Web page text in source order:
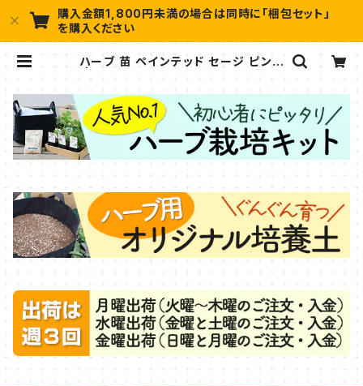
購入金額1,800円未満の場合は同時に「梱包セット」
を購入ください
ハーブ 苗 ペインテッド セージ ピンク